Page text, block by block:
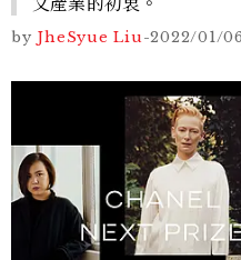
by JheSyue Liu-2022/01/06